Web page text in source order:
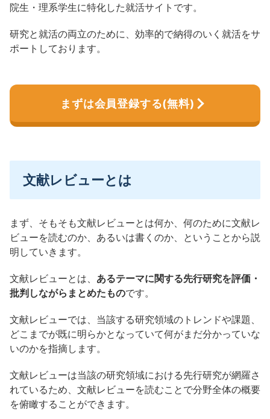
院生・理系学生に特化した就活サイトです。
研究と就活の両立のために、効率的で納得のいく就活をサ
ポートしております。
まずは会員登録する(無料)
文献レビューとは
まず、そもそも文献レビューとは何か、何のために文献レ
ビューを読むのか、あるいは書くのか、ということから説
明していきます。
文献レビューとは、 あるテーマに関する先行研究を評価・
批判しながらまとめたものです。
文献レビューでは、当該する研究領域のトレンドや課題、
どこまでが既に明らかとなっていて何がまだ分かっていな
いのかを指摘します。
文献レビューは当該の研究領域における先行研究が網羅さ
れているため、文献レビューを読むことで分野全体の概要
を俯瞰することができます。